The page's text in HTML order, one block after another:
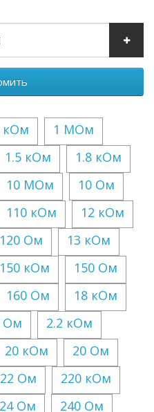
кОм
1 МОм
1.5 кОм
1.8 кОм
10 МОм
10 Ом
110 кОм
12 кОм
120 Ом
13 кОм
150 кОм
150 Ом
160 Ом
18 кОм
Ом
2.2 кОм
20 кОм
20 Ом
22 Ом
220 кОм
24 Ом
240 Ом